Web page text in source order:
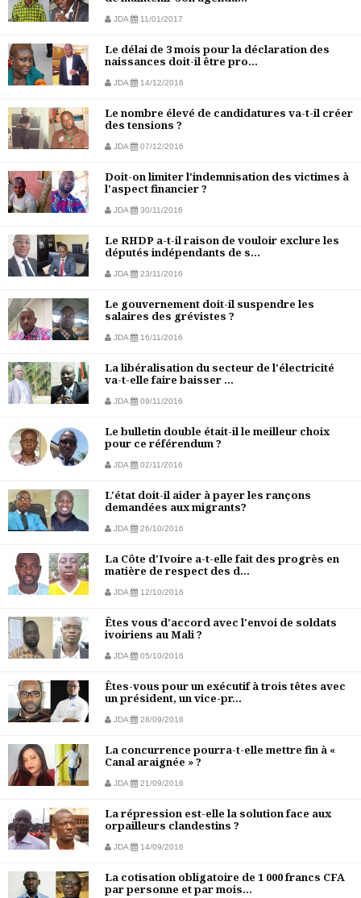
JDA 11/01/2017
Le délai de 3 mois pour la déclaration des
naissances doit-il être pro...
JDA 14/12/2016
Le nombre élevé de candidatures va-t-il créer
des tensions ?
JDA 07/12/2016
Doit-on limiter l'indemnisation des victimes à
l'aspect financier ?
JDA 30/11/2016
Le RHDP a-t-il raison de vouloir exclure les
députés indépendants de s...
JDA 23/11/2016
Le gouvernement doit-il suspendre les
salaires des grévistes ?
JDA 16/11/2016
La libéralisation du secteur de l'électricité
va-t-elle faire baisser ...
JDA 09/11/2016
Le bulletin double était-il le meilleur choix
pour ce référendum ?
JDA 02/11/2016
L'état doit-il aider à payer les rançons
demandées aux migrants?
JDA 26/10/2016
La Côte d'Ivoire a-t-elle fait des progrès en
matière de respect des d...
JDA 12/10/2016
Êtes vous d'accord avec l'envoi de soldats
ivoiriens au Mali ?
JDA 05/10/2016
Êtes-vous pour un exécutif à trois têtes avec
un président, un vice-pr...
JDA 28/09/2016
La concurrence pourra-t-elle mettre fin à «
Canal araignée » ?
JDA 21/09/2016
La répression est-elle la solution face aux
orpailleurs clandestins ?
JDA 14/09/2016
La cotisation obligatoire de 1 000 francs CFA
par personne et par mois...